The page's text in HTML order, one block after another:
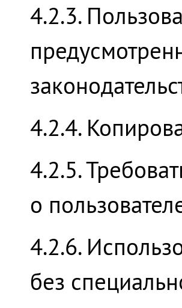
4.2.3.
4.2.4.
4.2.5.
о
4.2.6.
без